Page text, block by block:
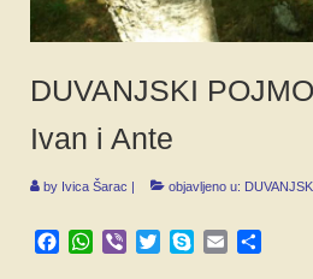
IZ ARHIVE
DUVANJSKI
Ivan i Ante
by Ivica Šarac | objavljeno u:
Facebook
WhatsApp
Viber TwitterSkypeEmail